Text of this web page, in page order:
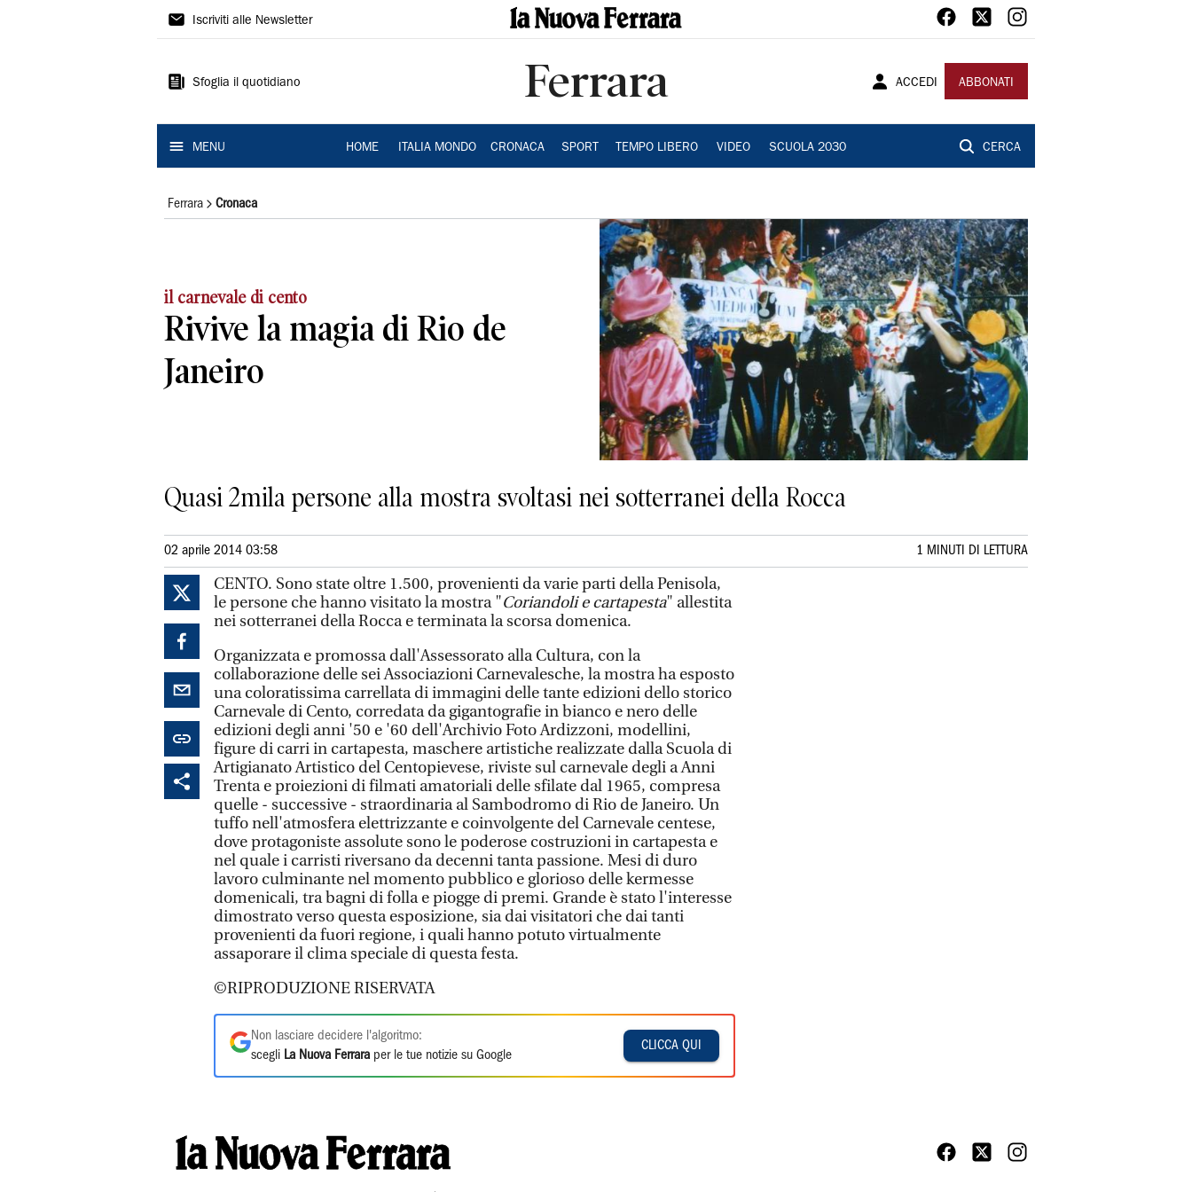
La
Ferrara
Iscriviti alle Newsletter
Sfoglia il quotidiano Ferrara ACCEDI ABBONATI
MENU HOME ITALIA MONDO CRONACA SPORT TEMPO LIBERO VIDEO SCUOLA 2030 CERCA
Ferrara Cronaca
il carnevale di cento
Rivive la magia di Rio de
Janeiro
Quasi 2mila persone alla mostra svoltasi nei sotterranei della Rocca
02 aprile 2014 03:58 1 MINUTI DI LETTURA
CENTO. Sono state oltre 1.500, provenienti da varie parti della Penisola,
le persone che hanno visitato la mostra "Coriandoli e cartapesta" allestita
nei sotterranei della Rocca e terminata la scorsa domenica.
Organizzata e promossa dall'Assessorato alla Cultura, con la
collaborazione delle sei Associazioni Carnevalesche, la mostra ha esposto
una coloratissima carrellata di immagini delle tante edizioni dello storico
Carnevale di Cento, corredata da gigantografie in bianco e nero delle
edizioni degli anni '50 e '60 dell'Archivio Foto Ardizzoni, modellini,
figure di carri in cartapesta, maschere artistiche realizzate dalla Scuola di
Artigianato Artistico del Centopievese, riviste sul carnevale degli a Anni
Trenta e proiezioni di filmati amatoriali delle sfilate dal 1965, compresa
quelle - successive - straordinaria al Sambodromo di Rio de Janeiro. Un
tuffo nell'atmosfera elettrizzante e coinvolgente del Carnevale centese,
dove protagoniste assolute sono le poderose costruzioni in cartapesta e
nel quale i carristi riversano da decenni tanta passione. Mesi di duro
lavoro culminante nel momento pubblico e glorioso delle kermesse
domenicali, tra bagni di folla e piogge di premi. Grande è stato l'interesse
dimostrato verso questa esposizione, sia dai visitatori che dai tanti
provenienti da fuori regione, i quali hanno potuto virtualmente
assaporare il clima speciale di questa festa.
©RIPRODUZIONE RISERVATA
Non lasciare decidere l'algoritmo:
scegli La Nuova Ferrara per le tue notizie su Google
CLICCA QUI